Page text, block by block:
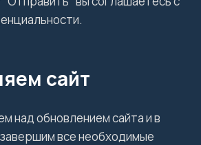
сайт
над обновлением сайта и в
все необходимые